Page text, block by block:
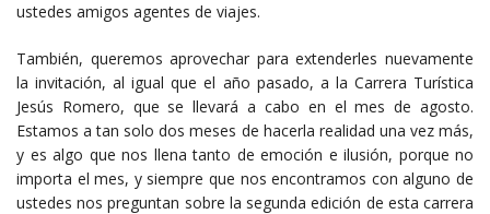
ustedes amigos agentes de viajes.
También, queremos aprovechar para extenderles nuevamente
la invitación, al igual que el año pasado, a la Carrera Turística
Jesús Romero, que se llevará a cabo en el mes de agosto.
Estamos a tan solo dos meses de hacerla realidad una vez más,
y es algo que nos llena tanto de emoción e ilusión, porque no
importa el mes, y siempre que nos encontramos con alguno de
ustedes nos preguntan sobre la segunda edición de esta carrera